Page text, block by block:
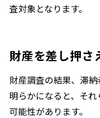
査対象となります。
財産を差し押さ
財産調査の結果、滞
明らかになると、そ
可能性があります。